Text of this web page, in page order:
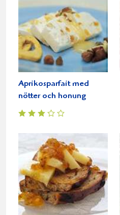
Aprikosparfait med
nötter och honung